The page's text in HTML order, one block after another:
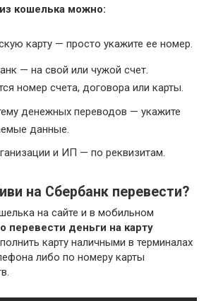
кошелька можно:
карту — просто укажите ее номер.
— на свой или чужой счет.
номер счета, договора или карты.
денежных переводов — укажите
данные.
и ИП — по реквизитам.
на Сбербанк перевести?
на сайте и в мобильном
перевести деньги на карту
карту наличными в терминалах
либо по номеру карты